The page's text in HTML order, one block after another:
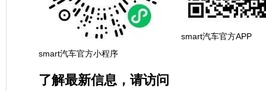
smart汽车官方小程序
smart汽车官方APP
了解最新信息，请访问